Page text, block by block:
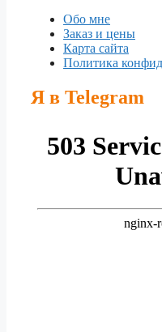
Обо мне
Заказ и цены
Карта сайта
Политика
Я в Telegram